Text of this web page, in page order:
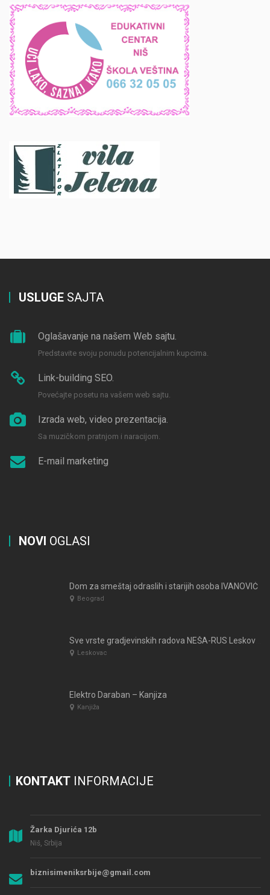
USLUGE SAJTA
Oglašavanje na našem Web sajtu.
Predstavite svoju ponudu potencijalnim kupcima.
Link-building SEO.
Povećajte posetu na vašem web sajtu.
Izrada web, video prezentacija.
Sa muzičkom pratnjom i naracijom.
E-mail marketing
NOVI OGLASI
Dom za smeštaj odraslih i starijih osoba IVANOVIĆ
Beograd
Leskovac
Elektro Daraban – Kanjiza
Kanjiža
KONTAKT INFORMACIJE
Žarka Djurića 12b
Niš, Srbija
biznisimeniksrbije@gmail.com